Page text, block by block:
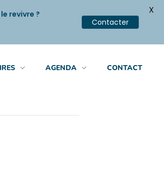
AGENDA CONTACT
revivre ?
Contacter
X